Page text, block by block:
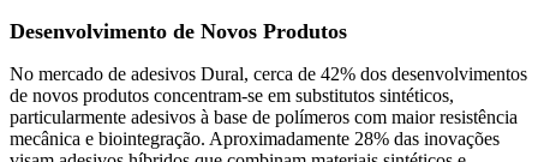
Desenvolvimento de Novos Produtos
No mercado de adesivos Dural, cerca de 42% dos desenvolvimentos
de novos produtos concentram-se em substitutos sintéticos,
particularmente adesivos à base de polímeros com maior resistência
mecânica e biointegração. Aproximadamente 28% das inovações